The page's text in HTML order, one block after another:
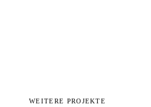
WEITERE PROJEKTE